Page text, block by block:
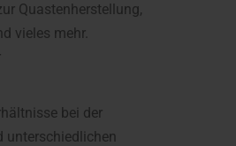
Quastenherstellung,
vieles mehr.
bei der
unterschiedlichen